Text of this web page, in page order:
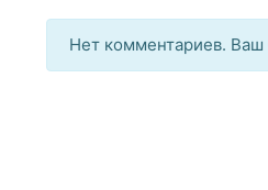
Нет комментариев. Ваш